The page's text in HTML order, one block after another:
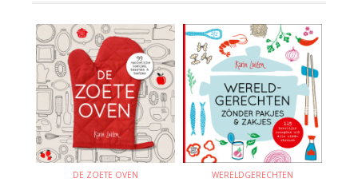
DE ZOETE OVEN WERELDGERECHTEN